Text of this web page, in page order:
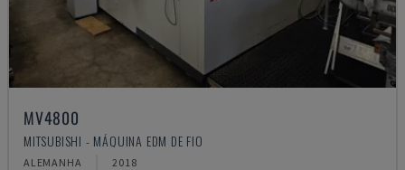
MV4800
MITSUBISHI - MÁQUINA EDM DE FIO
ALEMANHA 2018